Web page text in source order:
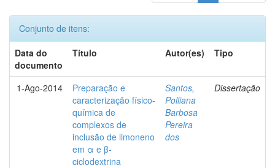
Conjunto de itens:
Data do
documento
Título Autor(es) Tipo
1-Ago-2014
Preparação e
caracterização físico-
química de
complexos de
inclusão de limoneno
em α e β-
ciclodextrina
Santos,
Polliana
Barbosa
Pereira
dos
Dissertação